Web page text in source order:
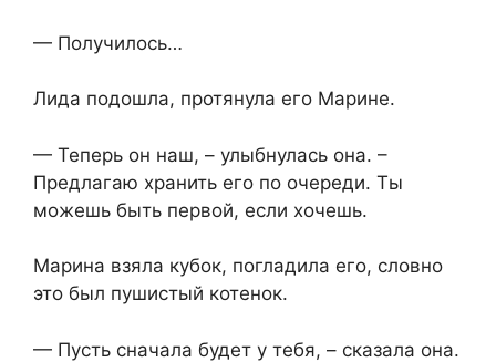
— Получилось…
Лида подошла, протянула его Марине.
— Теперь он наш, – улыбнулась она. –
Предлагаю хранить его по очереди. Ты
можешь быть первой, если хочешь.
Марина взяла кубок, погладила его, словно
это был пушистый котенок.
— Пусть сначала будет у тебя, – сказала она.